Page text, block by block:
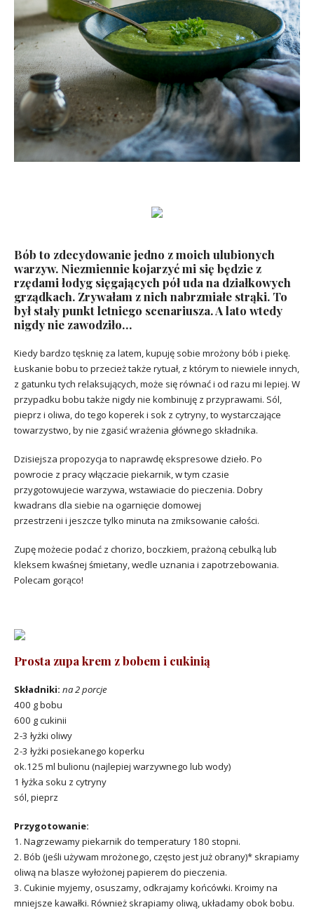
Bób to zdecydowanie jedno z moich ulubionych
warzyw. Niezmiennie kojarzyć mi się będzie z
rzędami łodyg sięgających pół uda na działkowych
grządkach. Zrywałam z nich nabrzmiałe strąki. To
był stały punkt letniego scenariusza. A lato wtedy
nigdy nie zawodziło…
Kiedy bardzo tęsknię za latem, kupuję sobie mrożony bób i piekę.
Łuskanie bobu to przecież także rytuał, z którym to niewiele innych,
z gatunku tych relaksujących, może się równać i od razu mi lepiej. W
przypadku bobu także nigdy nie kombinuję z przyprawami. Sól,
pieprz i oliwa, do tego koperek i sok z cytryny, to wystarczające
towarzystwo, by nie zgasić wrażenia głównego składnika.
Dzisiejsza propozycja to naprawdę ekspresowe dzieło. Po
powrocie z pracy włączacie piekarnik, w tym czasie
przygotowujecie warzywa, wstawiacie do pieczenia. Dobry
kwadrans dla siebie na ogarnięcie domowej
przestrzeni i jeszcze tylko minuta na zmiksowanie całości.
Zupę możecie podać z chorizo, boczkiem, prażoną cebulką lub
kleksem kwaśnej śmietany, wedle uznania i zapotrzebowania.
Polecam gorąco!
Prosta zupa krem z bobem i cukinią
Składniki: na 2 porcje
400 g bobu
600 g cukinii
2-3 łyżki oliwy
2-3 łyżki posiekanego koperku
ok.125 ml bulionu (najlepiej warzywnego lub wody)
1 łyżka soku z cytryny
sól, pieprz
Przygotowanie:
1. Nagrzewamy piekarnik do temperatury 180 stopni.
2. Bób (jeśli używam mrożonego, często jest już obrany)* skrapiamy
oliwą na blasze wyłożonej papierem do pieczenia.
3. Cukinie myjemy, osuszamy, odkrajamy końcówki. Kroimy na
mniejsze kawałki. Również skrapiamy oliwą, układamy obok bobu.